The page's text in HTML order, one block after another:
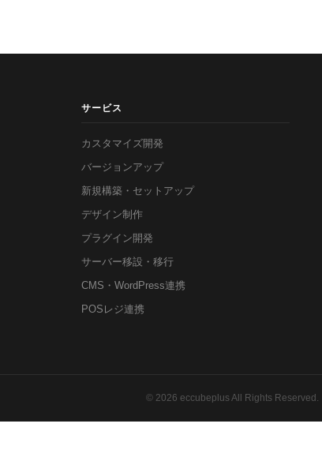
サービス
カスタマイズ開発
バージョンアップ
新規構築・セットアップ
デザイン制作
プラグイン開発
サーバー移設・移行
CMS・WordPress連携
POSレジ連携
© 2026 eccubeplus All Rights Reserved.